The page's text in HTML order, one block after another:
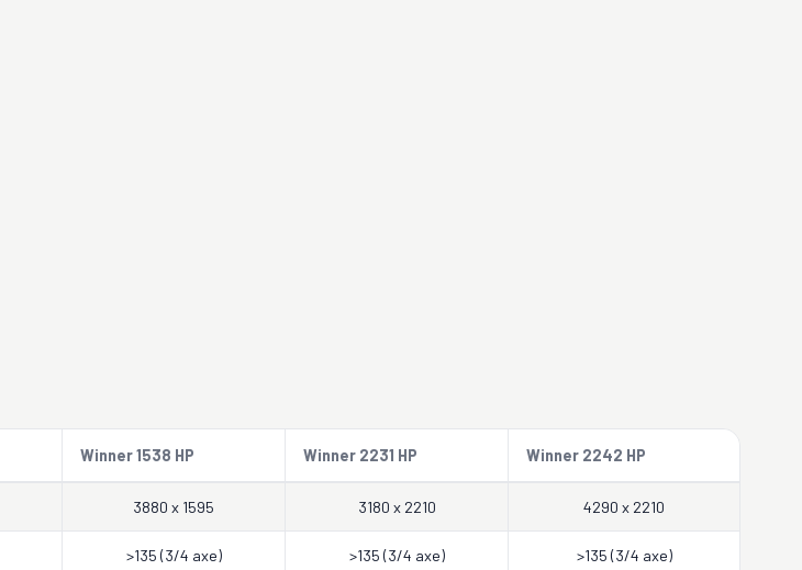
Winner 1538 HP Winner 2231 HP Winner 2242 HP
3880 x 1595 3180 x 2210 4290 x 2210
>135 (3/4 axe) >135 (3/4 axe) >135 (3/4 axe)